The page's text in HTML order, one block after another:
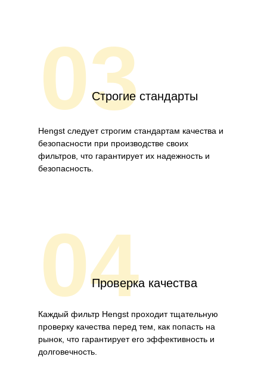
03Строгие стандарты
Hengst следует строгим стандартам качества и
безопасности при производстве своих
фильтров, что гарантирует их надежность и
безопасность.
04Проверка качества
Каждый фильтр Hengst проходит тщательную
проверку качества перед тем, как попасть на
рынок, что гарантирует его эффективность и
долговечность.